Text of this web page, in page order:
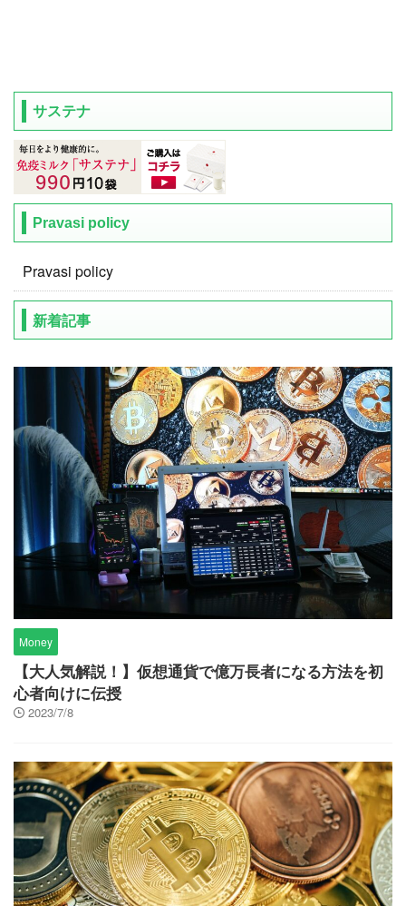
サステナ
Pravasi policy
Pravasi policy
新着記事
Money
【大人気解説！】仮想通貨で億万長者になる方法を初
心者向けに伝授
2023/7/8